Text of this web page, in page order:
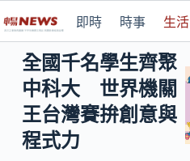
即時 時事 生活
全國千名學生齊聚
中科大 世界機關
王台灣賽拚創意與
程式力